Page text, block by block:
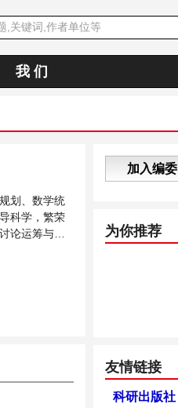
我 们
划、数学统
科学，繁荣
论运筹与模
加入编委
为你推荐
友情链接
科研出版社